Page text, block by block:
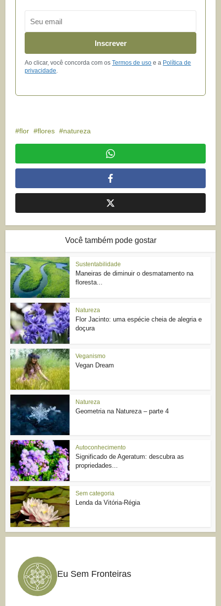
Inscrever
Ao clicar, você concorda com osTermos de uso e a Política de
privacidade.
flor flores natureza
Você também pode gostar
Sustentabilidade
Maneiras de diminuir o desmatamento na
floresta...
Natureza
Flor Jacinto: uma espécie cheia de alegria e
doçura
Veganismo
Vegan Dream
Natureza
Geometria na Natureza – parte 4
Autoconhecimento
Significado de Ageratum: descubra as
propriedades...
Sem categoria
Lenda da Vitória-Régia
Eu Sem Fronteiras